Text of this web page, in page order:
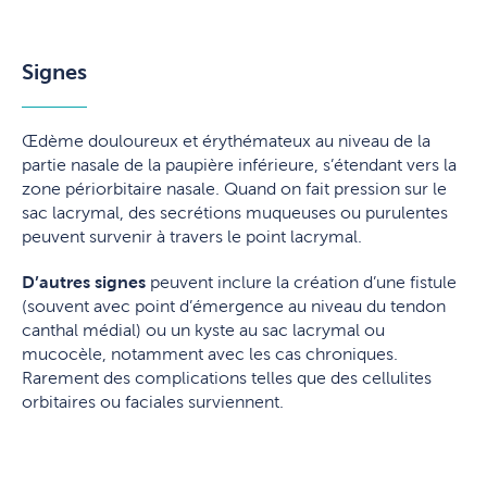
Signes
Œdème douloureux et érythémateux au niveau de la
partie nasale de la paupière inférieure, s’étendant vers la
zone périorbitaire nasale. Quand on fait pression sur le
sac lacrymal, des secrétions muqueuses ou purulentes
peuvent survenir à travers le point lacrymal.
D’autres signes peuvent inclure la création d’une fistule
(souvent avec point d’émergence au niveau du tendon
canthal médial) ou un kyste au sac lacrymal ou
mucocèle, notamment avec les cas chroniques.
Rarement des complications telles que des cellulites
orbitaires ou faciales surviennent.